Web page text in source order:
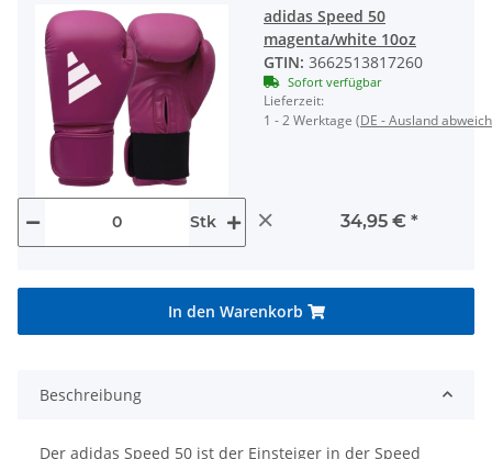
adidas Speed 50
magenta/white 10oz
GTIN: 3662513817260
Sofort verfügbar
Lieferzeit:
1 - 2 Werktage (DE - Ausland
Stk × 34,95 € *
In den Warenkorb
Beschreibung
Der adidas Speed 50 ist der Einsteiger in der Speed